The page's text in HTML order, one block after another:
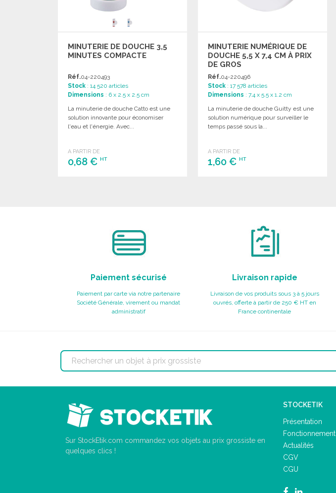
MINUTERIE DE DOUCHE 3,5
MINUTES COMPACTE
Réf.04-220493
Stock : 14 520 articles
Dimensions : 6 x 2.5 x 2.5 cm
La minuterie de douche Catto est une
solution innovante pour économiser
l'eau et l'énergie. Avec...
A PARTIR DE
0,68 € HT
MINUTERIE NUMÉRIQUE DE
DOUCHE 5,5 X 7,4 CM À PRIX
DE GROS
Réf.04-220496
Stock : 17 578 articles
Dimensions : 7.4 x 5.5 x 1.2 cm
La minuterie de douche Guitty est une
solution numérique pour surveiller le
temps passé sous la...
A PARTIR DE
1,60 €HT
Paiement sécurisé
Paiement par carte via notre partenaire
Société Générale, virement ou mandat
administratif
Livraison rapide
Livraison de vos produits sous 3 à 5 jours
ouvrés, offerte à partir de 250 € HT en
France continentale
Sur StockEtik.com commandez vos objets au prix grossiste en
quelques clics !
STOCKETIK
Présentation
Fonctionnement
Actualités
CGV
CGU